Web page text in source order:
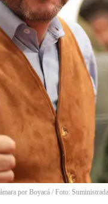
por Boyacá / Foto: